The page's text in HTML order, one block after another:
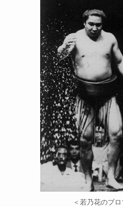
＜若乃花のブロ